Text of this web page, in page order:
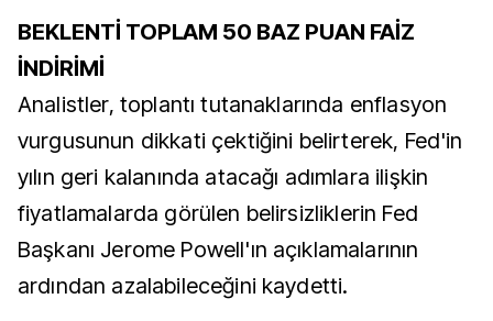
BEKLENTİ TOPLAM 50 BAZ PUAN FAİZ
İNDİRİMİ
Analistler, toplantı tutanaklarında enflasyon
vurgusunun dikkati çektiğini belirterek, Fed'in
yılın geri kalanında atacağı adımlara ilişkin
fiyatlamalarda görülen belirsizliklerin Fed
Başkanı Jerome Powell'ın açıklamalarının
ardından azalabileceğini kaydetti.